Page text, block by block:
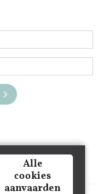
Alle
cookies
aanvaarden